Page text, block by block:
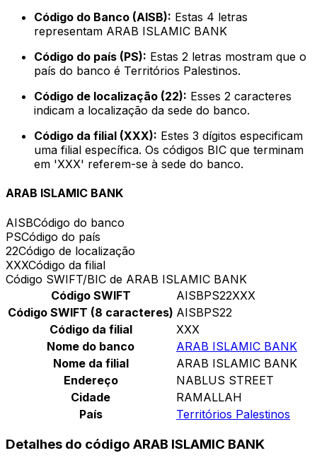
Código do Banco (AISB): Estas 4 letras
representam ARAB ISLAMIC BANK
Código do país (PS): Estas 2 letras mostram que o
país do banco é Territórios Palestinos.
Código de localização (22): Esses 2 caracteres
indicam a localização da sede do banco.
Código da filial (XXX): Estes 3 dígitos especificam
uma filial específica. Os códigos BIC que terminam
em 'XXX' referem-se à sede do banco.
ARAB ISLAMIC BANK
AISBCódigo do banco
PSCódigo do país
22Código de localização
XXXCódigo da filial
Código SWIFT/BIC de ARAB ISLAMIC BANK
Código SWIFT
AISBPS22XXX
Código SWIFT (8 caracteres) AISBPS22
Código da filial
XXX
Nome do banco
ARAB ISLAMIC BANK
Nome da filial
ARAB ISLAMIC BANK
Endereço
NABLUS STREET
Cidade
RAMALLAH
País
Territórios Palestinos
Detalhes do código ARAB ISLAMIC BANK